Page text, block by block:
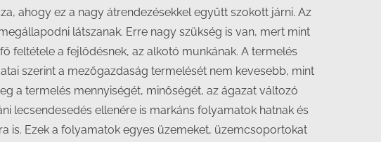
ahogy ez a nagy átrendezésekkel együtt szokott járni. Az
látszanak. Erre nagy szükség is van, mert mint
feltétele a fejlődésnek, az alkotó munkának. A termelés
szerint a mezőgazdaság termelését nem kevesebb, mint
a termelés mennyiségét, minőségét, az ágazat változó
lecsendesedés ellenére is markáns folyamatok hatnak és
is. Ezek a folyamatok egyes üzemeket, üzemcsoportokat